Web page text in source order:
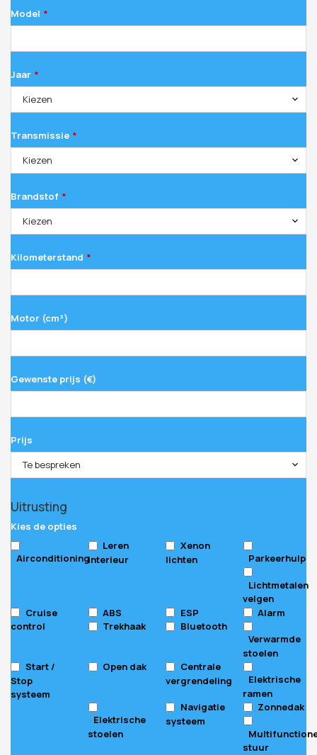
Model *
Jaar *
Kiezen
Transmissie *
Kiezen
Brandstof *
Kiezen
Kilometerstand *
Motor (cm³)
Gewenste prijs (€)
Prijs
Te bespreken
Uitrusting
Kies de opties
Airconditioning
Leren
interieur
Xenon
lichten
Parkeerhulp
Lichtmetalen
velgen
Cruise
control
ABS ESP
Alarm
Trekhaak
Bluetooth
Verwarmde
stoelen
Start /
Stop
systeem
Open dak
Centrale
vergrendeling
Elektrische
ramen
Elektrische
stoelen
Navigatie
systeem
Zonnedak
stuur